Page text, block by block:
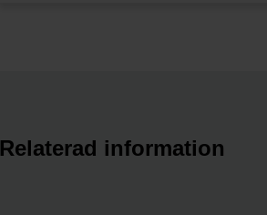
Relaterad information